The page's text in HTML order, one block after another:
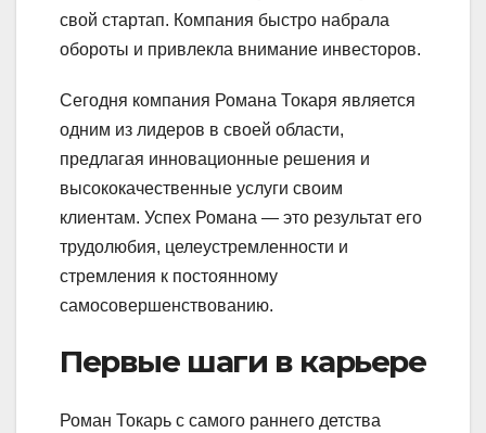
свой стартап. Компания быстро набрала
обороты и привлекла внимание инвесторов.
Сегодня компания Романа Токаря является
одним из лидеров в своей области,
предлагая инновационные решения и
высококачественные услуги своим
клиентам. Успех Романа — это результат его
трудолюбия, целеустремленности и
стремления к постоянному
самосовершенствованию.
Первые шаги в карьере
Роман Токарь с самого раннего детства